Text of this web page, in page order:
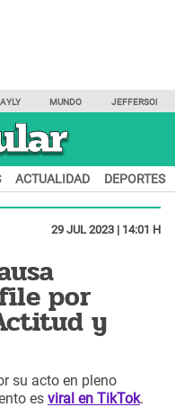
MUNDO JEFFERSON
ACTUALIDAD DEPORTES
29 JUL 2023 | 14:01 H
por
y
su acto en pleno
es viral en TikTok.